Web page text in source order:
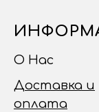
О Нас
Доставка и
оплата